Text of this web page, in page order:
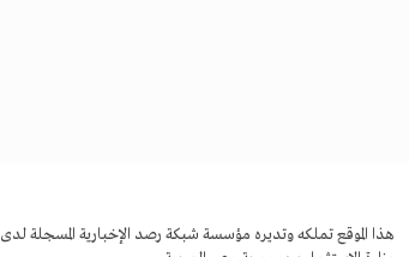
هذا الموقع تملكه وتديره مؤسسة شبكة رصد الإخبارية المسجلة لدى